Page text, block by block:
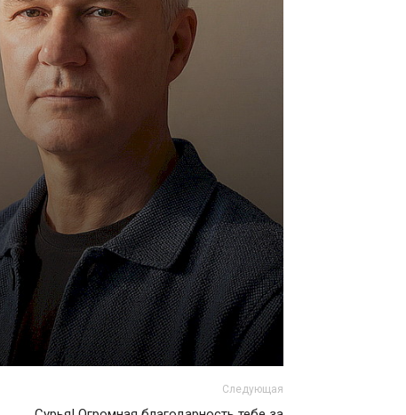
Следующая